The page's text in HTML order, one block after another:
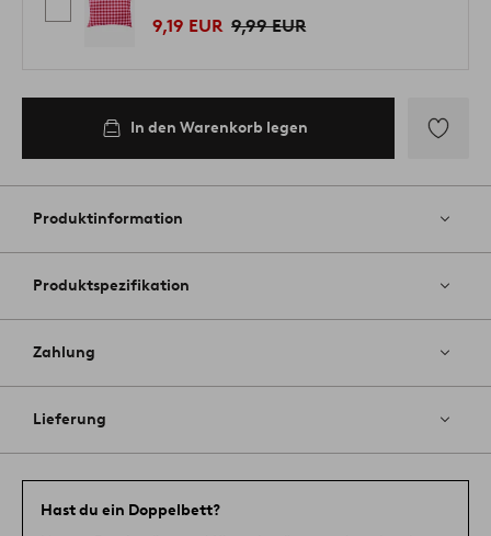
9,19 EUR 9,99 EUR
In den Warenkorb legen
Favoriten
Produktinformation
Produktspezifikation
Zahlung
Lieferung
Hast du ein Doppelbett?